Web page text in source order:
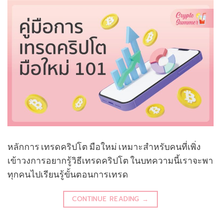
หลักการ เทรดคริปโต มือใหม่ เหมาะสำหรับคนที่เพิ่ง
เข้าวงการอยากรู้วิธีเทรดคริปโต ในบทความนี้เราจะพา
ทุกคนไปเรียนรู้ขั้นตอนการเทรด
CONTINUE READING →